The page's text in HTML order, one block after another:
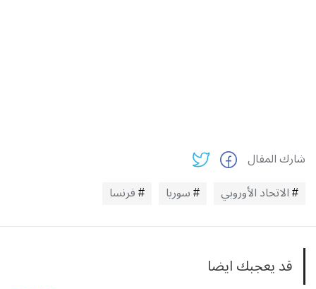
شارك المقال
الاتحاد الأوروبي
سوريا فرنسا
قد يعجبك ايضا